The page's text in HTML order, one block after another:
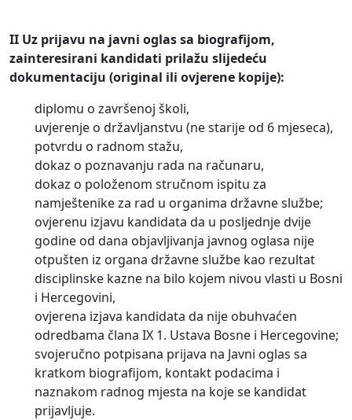
II Uz prijavu na javni oglas sa biografijom,
zainteresirani kandidati prilažu slijedeću
dokumentaciju (original ili ovjerene kopije):
diplomu o završenoj školi,
uvjerenje o državljanstvu (ne starije od 6 mjeseca),
potvrdu o radnom stažu,
dokaz o poznavanju rada na računaru,
dokaz o položenom stručnom ispitu za
namještenike za rad u organima državne službe;
ovjerenu izjavu kandidata da u posljednje dvije
godine od dana objavljivanja javnog oglasa nije
otpušten iz organa državne službe kao rezultat
disciplinske kazne na bilo kojem nivou vlasti u Bosni
i Hercegovini,
ovjerena izjava kandidata da nije obuhvaćen
odredbama člana IX 1. Ustava Bosne i Hercegovine;
svojeručno potpisana prijava na Javni oglas sa
kratkom biografijom, kontakt podacima i
naznakom radnog mjesta na koje se kandidat
prijavljuje.